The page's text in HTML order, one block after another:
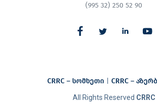
(995 32) 250 52 90
All Rights Reserved CRRC
CRRC – სომხეთი| CRRC –